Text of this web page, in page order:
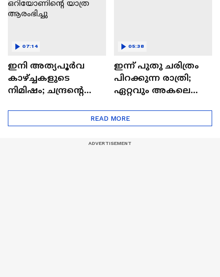
ഇനി അത്യപൂര്‍വ
കാഴ്ച്ചകളുടെ
നിമിഷം; ചന്ദ്രന്റെ
ഒറിയോണിന്റെ യാത്ര
ആരംഭിച്ചു
07:14
ഇന്ന് പുതു ചരിത്രം
പിറക്കുന്ന രാത്രി;
ഏറ്റവും അകലെ
05:38
READ MORE